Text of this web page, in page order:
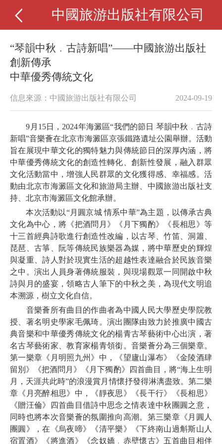
中國旅游出版社有限公司
“琴韻中秋﹒古詩新唱”——中國旅游出版社
創新傳承
中華優秀傳統文化
信息來源：中國旅游出版社有限公司 2024-09-19
9月15日，2024年海澱區“我們的節日 琴韻中秋﹒古詩
新唱”音樂薈在北京市海澱區京張鐵路遺址公園舉辦。活動
旨在展現中華文化的獨特魅力與傳統節日的深厚內涵，將
中華優秀傳統文化的創造性轉化、創新性發展，融入群眾
文化活動當中，增強人民群眾的文化獲得感、幸福感。活
動由北京市海澱區文化和旅游局主辦、中國旅游出版社支
持、北京市海澱區文化館承辦。
本次活動以“月圓京城 情系中華”為主題，以傳承古典
文化為中心，將《把酒問月》《月下獨酌》《長相思》等
十三首經典詩歌進行創造性改編，以古琴、竹笛、洞簫、
琵琶、古箏、阮等傳統民族樂器為媒，將中華歷史的輝煌
與凝重、詩人對於現實生活的超越性表達融合於民族音樂
之中。演出人員身著傳統服裝，與現場觀眾一同開啟中秋
詩與月的盛宴，領略古人筆下的中秋之美，為現代文明追
本溯源，樹立文化自信。
音樂薈所有曲目的作曲者為中國人民大學歷史學院教
授、著名明史學家毛佩琦。演出團隊由致力於推廣中國古
典音樂和中華優秀傳統文化的楊青古琴藝術中心出演，著
名古琴藝術家、教育家楊青領銜。音樂薈分為三個樂章。
第一樂章《月明照九州》中，《望廬山瀑布》《金陵酒肆
留別》《把酒問月》《月下獨酌》四首曲目，將“海上生明
月，天涯共此時”的浪漫賞月情懷抒發得淋漓盡致。第二樂
章《月亮醉相思》中，《靜夜思》《長干行》《長相思》
《贈汪倫》四首曲目借詩中思念之情表達中秋團圓之意，
同時也將本次音樂薈的氛圍推向高潮。第三樂章《月圓人
團圓》，在《烏夜啼》《清平樂》《下終南山過斛斯山人
宿置酒》《將進酒》《念奴嬌﹒赤壁懷古》五首曲目相伴